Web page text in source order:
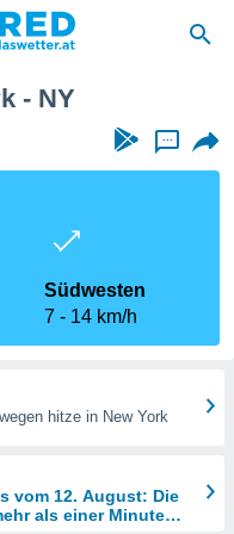
- NY
...
Südwesten
7
14 km/h
hitze in New York
vom 12. August: Die
als einer Minute